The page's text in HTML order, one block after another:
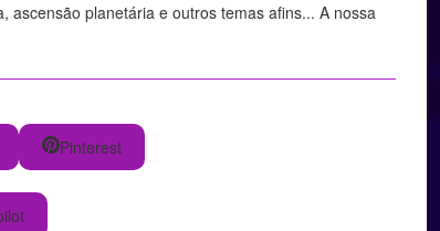
ascensão planetária e outros temas afins... A nossa
Pinterest